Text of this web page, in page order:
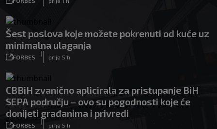
Šest poslova koje možete pokrenuti od kuće uz
minimalna ulaganja
FORBES
|
prije 5 h
CBBiH zvanično aplicirala za pristupanje BiH
SEPA području – ovo su pogodnosti koje će
donijeti građanima i privredi
FORBES
|
prije 5 h